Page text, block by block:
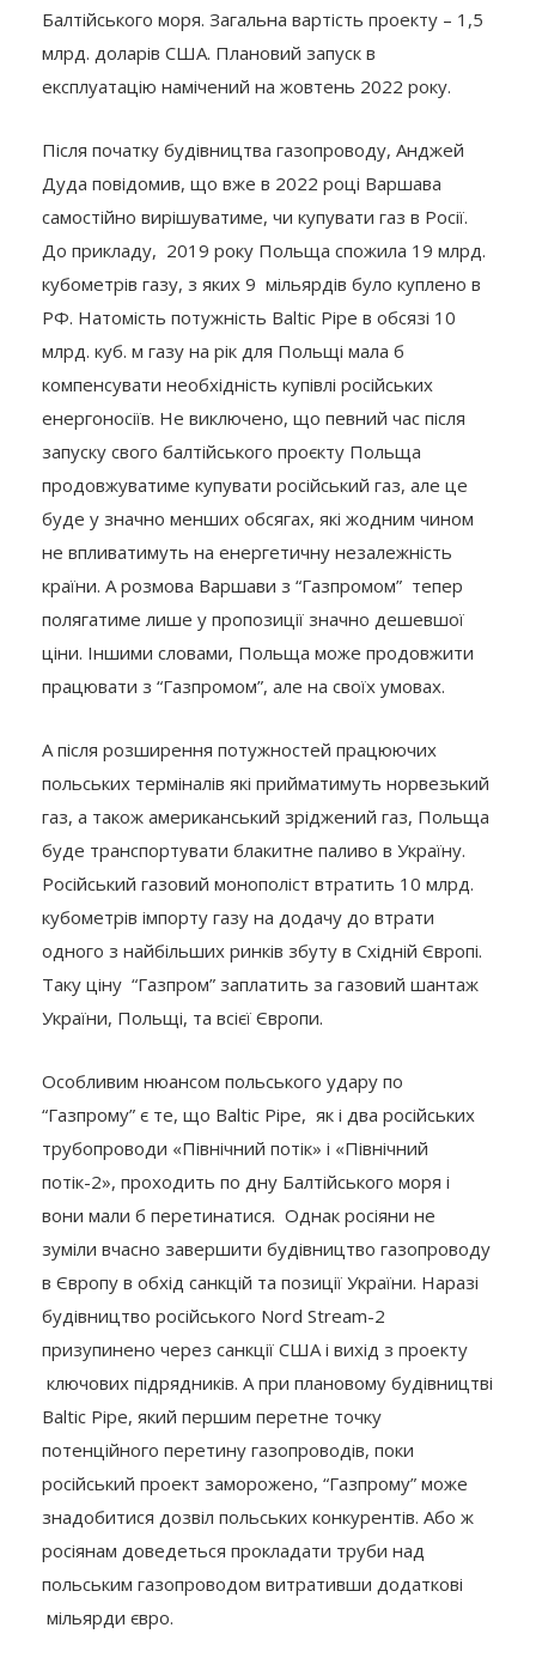
Балтійського моря. Загальна вартість проекту – 1,5
млрд. доларів США. Плановий запуск в
експлуатацію намічений на жовтень 2022 року.
Після початку будівництва газопроводу, Анджей
Дуда повідомив, що вже в 2022 році Варшава
самостійно вирішуватиме, чи купувати газ в Росії.
До прикладу, 2019 року Польща спожила 19 млрд.
кубометрів газу, з яких 9 мільярдів було куплено в
РФ. Натомість потужність Baltic Pipe в обсязі 10
млрд. куб. м газу на рік для Польщі мала б
компенсувати необхідність купівлі російських
енергоносіїв. Не виключено, що певний час після
запуску свого балтійського проєкту Польща
продовжуватиме купувати російський газ, але це
буде у значно менших обсягах, які жодним чином
не впливатимуть на енергетичну незалежність
країни. А розмова Варшави з “Газпромом” тепер
полягатиме лише у пропозиції значно дешевшої
ціни. Іншими словами, Польща може продовжити
працювати з “Газпромом”, але на своїх умовах.
А після розширення потужностей працюючих
польських терміналів які прийматимуть норвезький
газ, а також американський зріджений газ, Польща
буде транспортувати блакитне паливо в Україну.
Російський газовий монополіст втратить 10 млрд.
кубометрів імпорту газу на додачу до втрати
одного з найбільших ринків збуту в Східній Європі.
Таку ціну “Газпром” заплатить за газовий шантаж
України, Польщі, та всієї Європи.
Особливим нюансом польського удару по
“Газпрому” є те, що Baltic Pipe, як і два російських
трубопроводи «Північний потік» і «Північний
потік-2», проходить по дну Балтійського моря і
вони мали б перетинатися. Однак росіяни не
зуміли вчасно завершити будівництво газопроводу
в Європу в обхід санкцій та позиції України. Наразі
будівництво російського Nord Stream-2
призупинено через санкції США і вихід з проекту
ключових підрядників. А при плановому будівництві
Baltic Pipe, який першим перетне точку
потенційного перетину газопроводів, поки
російський проект заморожено, “Газпрому” може
знадобитися дозвіл польських конкурентів. Або ж
росіянам доведеться прокладати труби над
польським газопроводом витративши додаткові
мільярди євро.